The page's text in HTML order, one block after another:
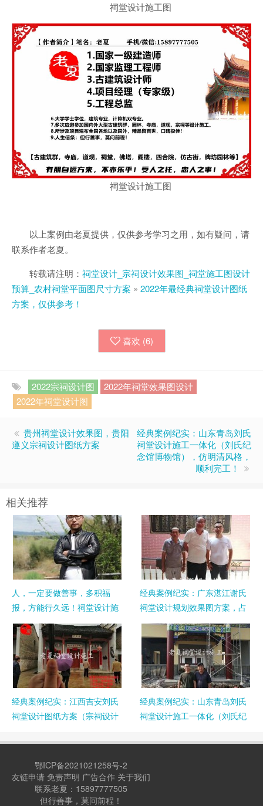
祠堂设计施工图
祠堂设计施工图
以上案例由老夏提供，仅供参考学习之用，如有疑问，请
联系作者老夏。
转载请注明： 祠堂设计_宗祠设计效果图_祠堂施工图设计
预算_农村祠堂平面图尺寸方案 » 2022年最经典祠堂设计图纸
方案，仅供参考！
喜欢 (6)
2022宗祠设计图
2022年祠堂效果图设计
2022年祠堂设计图
贵州祠堂设计效果图，贵阳
遵义宗祠设计图纸方案
经典案例纪实：山东青岛刘氏
祠堂设计施工一体化（刘氏纪
念馆博物馆），仿明清风格，
顺利完工！
相关推荐
人，一定要做善事，多积福
报，方能行久远！祠堂设计施
工图，寺庙规划设计施工一体
化，合影留念！
经典案例纪实：广东湛江谢氏
祠堂设计规划效果图方案，占
地4800平米，岭南客家风格！
经典案例纪实：江西吉安刘氏
祠堂设计图纸方案（宗祠设计
局！
经典案例纪实：山东青岛刘氏
祠堂设计施工一体化（刘氏纪
顺利完工！
鄂ICP备2021021258号-2
友链申请 免责声明 广告合作 关于我们
联系老夏：15897777505
但行善事，莫问前程！